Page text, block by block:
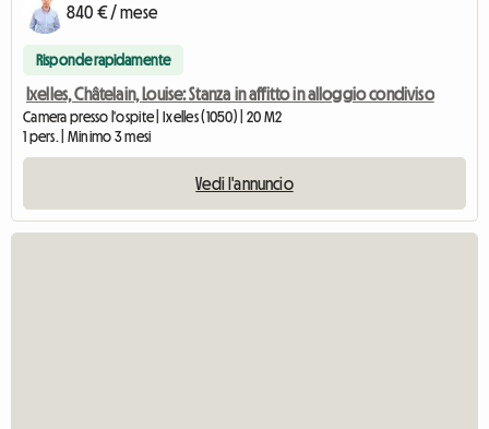
840 € / mese
Risponde rapidamente
Ixelles, Châtelain, Louise: Stanza in affitto in alloggio condiviso
Camera presso l'ospite | Ixelles (1050) | 20 M2
1 pers. | Minimo 3 mesi
Vedi l'annuncio